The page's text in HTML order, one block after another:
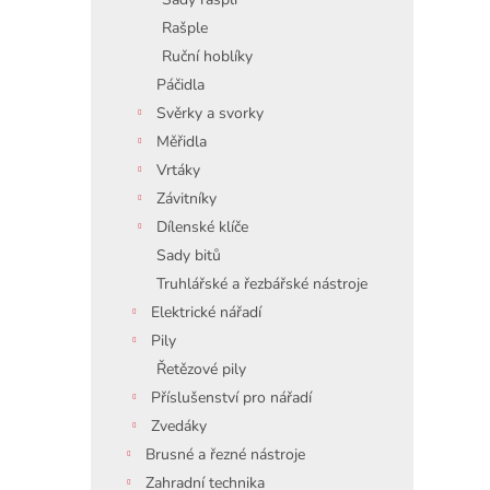
Rašple
Ruční hoblíky
Páčidla
Svěrky a svorky
Měřidla
Vrtáky
Závitníky
Dílenské klíče
Sady bitů
Truhlářské a řezbářské nástroje
Elektrické nářadí
Pily
Řetězové pily
Příslušenství pro nářadí
Zvedáky
Brusné a řezné nástroje
Zahradní technika